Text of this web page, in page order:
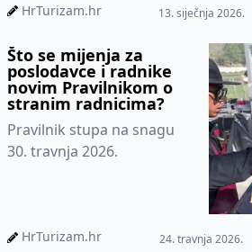
HrTurizam.hr 13. siječnja 2026.
Što se mijenja za
poslodavce i radnike
novim Pravilnikom o
stranim radnicima?
Pravilnik stupa na snagu
30. travnja 2026.
HrTurizam.hr 24. travnja 2026.